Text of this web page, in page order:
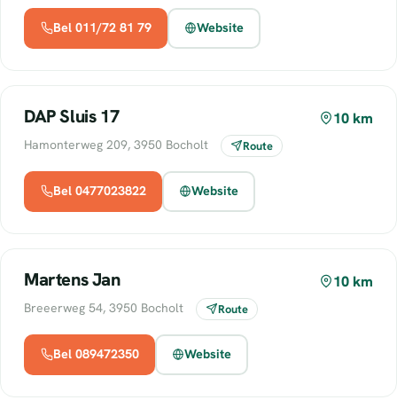
Bel 011/72 81 79 Website
DAP Sluis 17 10 km
Hamonterweg 209, 3950 Bocholt Route
Bel 0477023822 Website
Martens Jan 10 km
Breeerweg 54, 3950 Bocholt Route
Bel 089472350 Website